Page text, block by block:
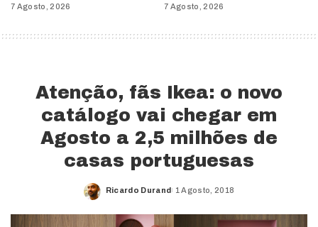
7 Agosto, 2026 7 Agosto, 2026
Atenção, fãs Ikea: o novo
catálogo vai chegar em
Agosto a 2,5 milhões de
casas portuguesas
Posted
Ricardo Durand 1 Agosto, 2018